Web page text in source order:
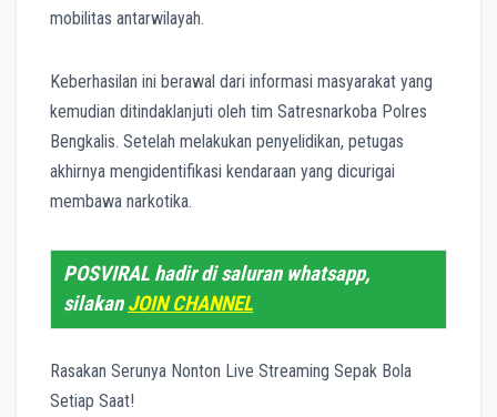
mobilitas antarwilayah.
Keberhasilan ini berawal dari informasi masyarakat yang
kemudian ditindaklanjuti oleh tim Satresnarkoba Polres
Bengkalis. Setelah melakukan penyelidikan, petugas
akhirnya mengidentifikasi kendaraan yang dicurigai
membawa narkotika.
POSVIRAL hadir di saluran whatsapp,
silakan JOIN CHANNEL
Rasakan Serunya Nonton Live Streaming Sepak Bola
Setiap Saat!